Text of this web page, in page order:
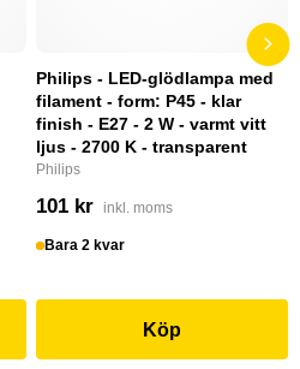
Philips - LED-glödlampa med
filament - form: P45 - klar
finish - E27 - 2 W - varmt vitt
ljus - 2700 K - transparent
Philips
101 kr inkl. moms
Bara 2 kvar
Köp